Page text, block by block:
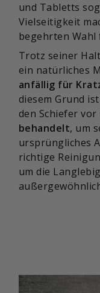
und Tabletts
Vielseitigkeit
begehrten
Trotz seiner
ein natürliches
anfällig für
diesem Grund
den Schiefer
behandelt, um
ursprüngliches
richtige
um die